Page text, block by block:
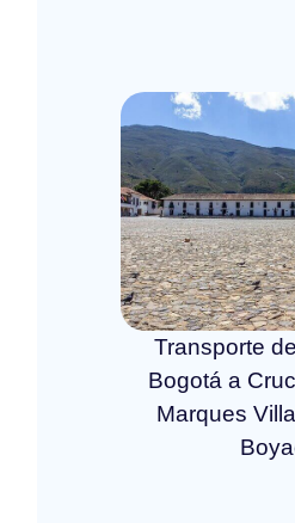
Transporte
Bogotá a
Marques